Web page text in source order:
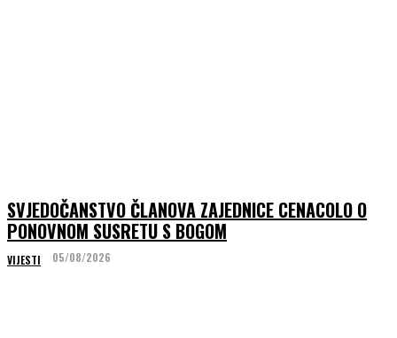
SVJEDOČANSTVO ČLANOVA ZAJEDNICE CENACOLO O
PONOVNOM SUSRETU S BOGOM
VIJESTI 05/08/2026